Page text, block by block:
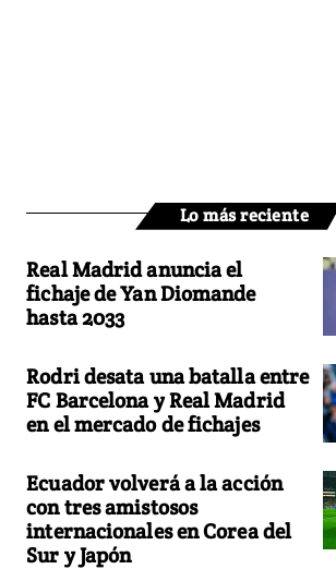
Lo más reciente
Real Madrid anuncia el
fichaje de Yan Diomande
hasta 2033
Rodri desata una batalla entre
FC Barcelona y Real Madrid
en el mercado de fichajes
Ecuador volverá a la acción
con tres amistosos
internacionales en Corea del
Sur y Japón